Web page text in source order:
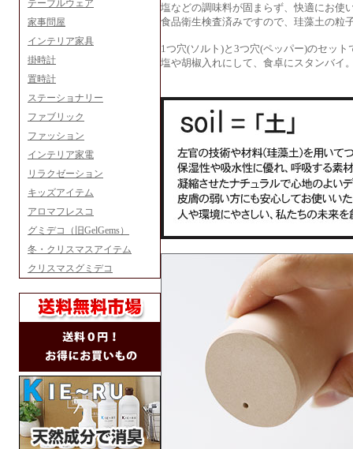
テーブルウェア
家事問屋
インテリア家具
掛時計
置時計
ステーショナリー
ファブリック
ファッション
インテリア家電
リラクゼーション
キッズアイテム
アロマフレスコ
グミデコ（旧GelGems）
冬・クリスマスアイテム
クリスマスグミデコ
塩などの調味料が固まらず、快適にお使
食品衛生検査済みですので、珪藻土の粒
1つ穴(ソルト)と3つ穴(ペッパー)のセット
塩や胡椒入れにして、食卓にスタンバイ